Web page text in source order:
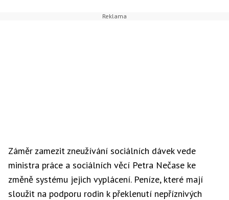
Záměr zamezit zneužívání sociálních dávek vede
ministra práce a sociálních věcí Petra Nečase ke
změně systému jejich vyplácení. Peníze, které mají
sloužit na podporu rodin k překlenutí nepříznivých